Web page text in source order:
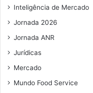
i
Inteligência de Mercado
Jornada 2026
Jornada ANR
Jurídicas
Mercado
Mundo Food Service